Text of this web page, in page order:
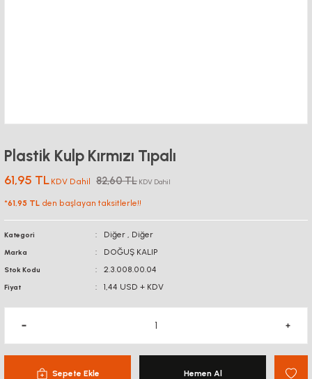
Plastik Kulp Kırmızı Tıpalı
61,95 TL KDV Dahil 82,60 TL KDV Dahil
*61,95 TL den başlayan taksitlerle!!
Kategori Diğer , Diğer
Marka DOĞUŞ KALIP
Stok Kodu 2.3.008.00.04
Fiyat 1,44 USD + KDV
Sepete Ekle Hemen Al